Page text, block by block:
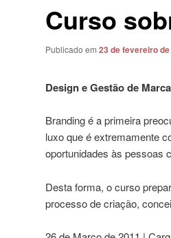
Curso
Publicado em 23 de fevereiro de
Design e Gestão de
Branding é a primeira
luxo que é extremamente
oportunidades às pessoas
Desta forma, o curso
processo de criação,